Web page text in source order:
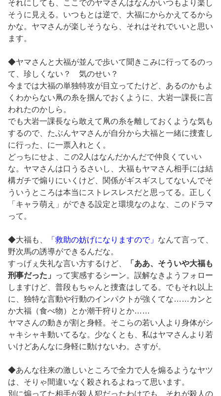
それにしても、ここでのヤマさんはなんかいつもより楽し
そうに見える。いつもとは逆で、大福にからかえてるから
かな。ヤマさんが楽しそうなら、それはそれでいいと思い
ます。
◆ヤマさんと大福が並んで歩いて聞きこみに行ってるのっ
て、珍しくない？ 気のせい？
今までは大福の単独特攻が目立ってたけど、あるのかもよ
くわからない凧の糸を掴んでおくように、大岩一課長に言
われたのかしら。
でも大岩一課長なら敢えて凧の糸を離しておくような気も
するので、たぶんヤマさんが自分から大福と一緒に捜査し
に行った、に一票入れとく。
どっちにせよ、この2人はなんだかんだで仲良くていい
な。ヤマさんは口うるさいし、大福もヤマさん相手には結
構ガチで煽りにいくけど、関係がギスギスしてないんでそ
ういうところは本当にストレスレスだと思ってる。正しく
「キャラ萌え」ができる設定と環境なのよな、このドラマ
って。
◆大福も、 「救助の妨げになりますので」 なんて言って、
野次馬の誘導ができるんだな。
すっげぇ失礼な言い方するけど、
「ああ、そういや大福も
刑事だった」
って実感するシーン。誤解なきようフォロー
しますけど、普段もちゃんと捜査はしてる。でもそれ以上
に、独特な言動や行動のインパクトが強くてな……カンと
か大福（食べ物）とか潮干狩りとか……
ヤマさんの動きが割と身軽。そこらの若い人より身体がシ
ャキシャキ動いてるな。少なくとも、私はヤマさんより若
いけどあんなに身軽に動けないわ。さすが。
◆あんな往来の激しいところで全力で人を煽るようなヤツ
は、そりゃ間違いなく殺されるよねって思います。
別に煽ってた相手が殺人犯だったわけでも、それが殺人の